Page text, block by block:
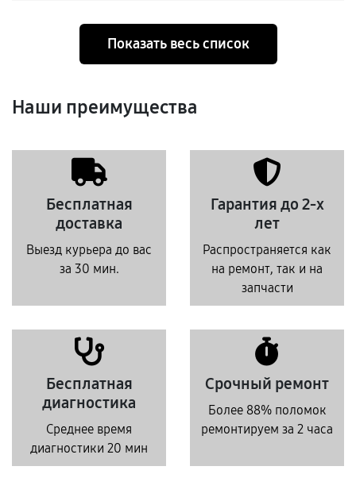
Показать весь список
Наши преимущества
Бесплатная
доставка
Выезд курьера до вас
за 30 мин.
Гарантия до 2-х
лет
Распространяется как
на ремонт, так и на
запчасти
Бесплатная
диагностика
Среднее время
диагностики 20 мин
Срочный ремонт
Более 88% поломок
ремонтируем за 2 часа